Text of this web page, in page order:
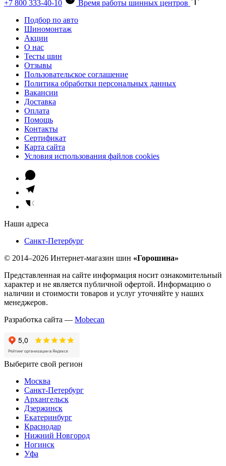
+7 800 333-40-10
Время работы шинных центров
Подбор по авто
Шиномонтаж
Акции
О нас
Тесты шин
Отзывы
Пользовательское соглашение
Политика обработки персональных данных
Вакансии
Доставка
Оплата
Помощь
Контакты
Сертификат
Карта сайта
Условия использования файлов cookies
Наши адреса
Санкт-Петербург
© 2014–2026 Интернет-магазин шин «Горошина»
Представленная на сайте информация носит ознакомительный
характер и не является публичной офертой. Информацию о
наличии и стоимости товаров и услуг уточняйте у наших
менеджеров.
Разработка сайта — Mobecan
Выберите свой регион
Москва
Санкт-Петербург
Архангельск
Дзержинск
Екатеринбург
Краснодар
Нижний Новгород
Ногинск
Уфа